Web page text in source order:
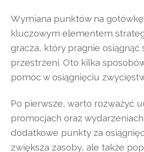
Wymiana punktów na
kluczowym elementem
gracza, który pragnie osiągnąć
przestrzeni. Oto kilka
pomóc w osiągnięciu
Po pierwsze, warto rozważyć
promocjach oraz
dodatkowe punkty za
zwiększa zasoby, ale także